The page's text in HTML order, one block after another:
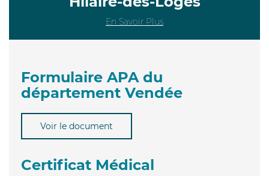
En Savoir Plus
Formulaire APA du
département Vendée
Voir le document
Certificat Médical